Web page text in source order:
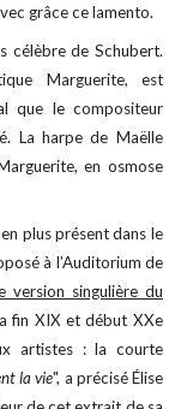
grâce ce lamento.
célèbre de Schubert.
Marguerite, est
que le compositeur
La harpe de Maëlle
en osmose
plus présent dans le
à l’Auditorium de
version singulière du
fin XIX et début XXe
artistes : la courte
la vie", a précisé Élise